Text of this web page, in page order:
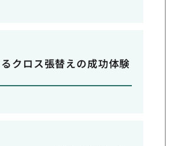
クロス張替えの成功体験